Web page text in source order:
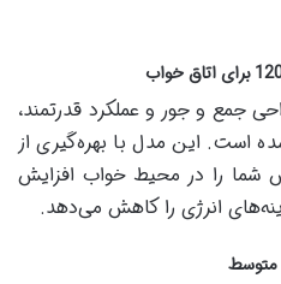
ایوولی 12000 با طراحی جمع و جور و عملکرد قدرتمند،
این مدل با بهره‌گیری از
شما را در محیط خواب افزایش
انرژی را کاهش می‌دهد.
متوسط